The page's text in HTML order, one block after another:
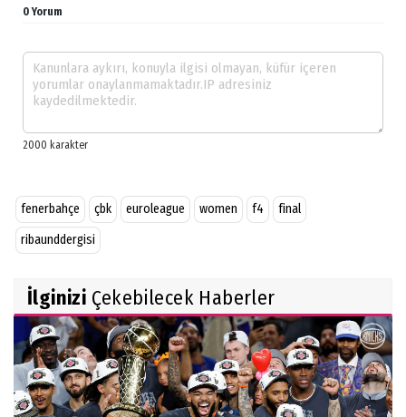
0 Yorum
fenerbahçe çbk euroleague women f4
final
ribaunddergisi
İlginizi Çekebilecek Haberler